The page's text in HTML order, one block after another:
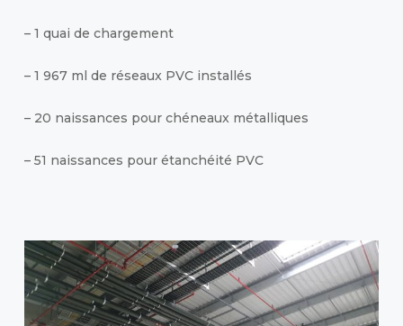
– 1 quai de chargement
– 1 967 ml de réseaux PVC installés
– 20 naissances pour chéneaux métalliques
– 51 naissances pour étanchéité PVC